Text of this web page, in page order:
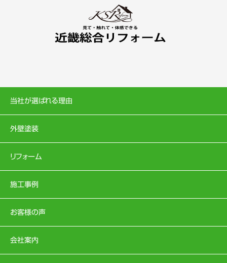
当社が選ばれる理由
外壁塗装
リフォーム
施工事例
お客様の声
会社案内